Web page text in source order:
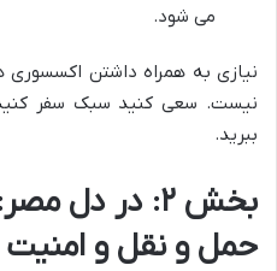
می شود.
نیازی به همراه داشتن اکسسوری
نیست. سعی کنید سبک سفر کنید
ببرید.
بخش ۲: در دل
حمل و نقل و امنیت